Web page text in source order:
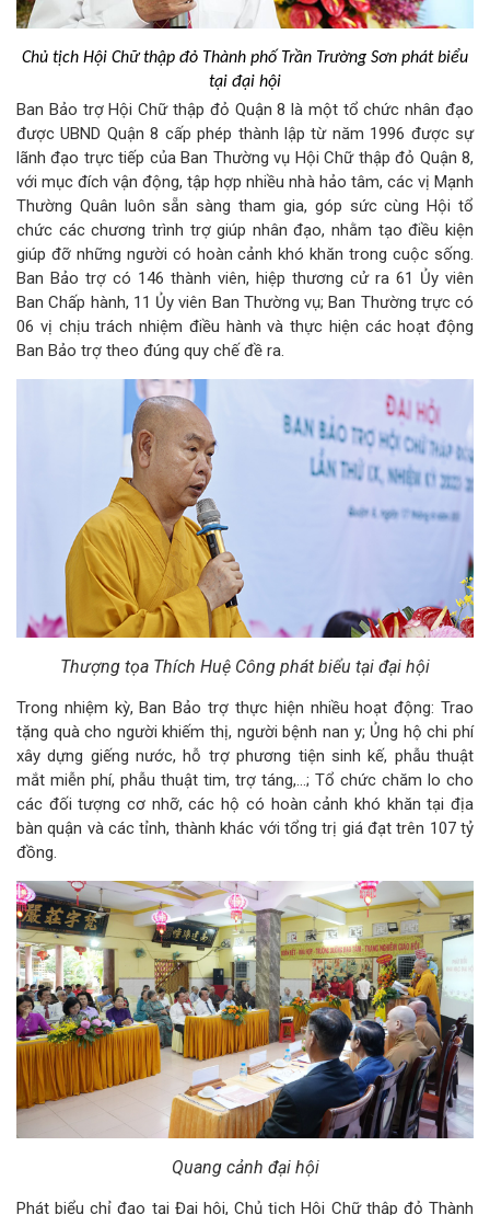
Chủ tịch Hội Chữ thập đỏ Thành phố Trần Trường Sơn phát biểu
tại đại hội
Ban Bảo trợ Hội Chữ thập đỏ Quận 8 là một tổ chức nhân đạo
được UBND Quận 8 cấp phép thành lập từ năm 1996 được sự
lãnh đạo trực tiếp của Ban Thường vụ Hội Chữ thập đỏ Quận 8,
với mục đích vận động, tập hợp nhiều nhà hảo tâm, các vị Mạnh
Thường Quân luôn sẵn sàng tham gia, góp sức cùng Hội tổ
chức các chương trình trợ giúp nhân đạo, nhằm tạo điều kiện
giúp đỡ những người có hoàn cảnh khó khăn trong cuộc sống.
Ban Bảo trợ có 146 thành viên, hiệp thương cử ra 61 Ủy viên
Ban Chấp hành, 11 Ủy viên Ban Thường vụ; Ban Thường trực có
06 vị chịu trách nhiệm điều hành và thực hiện các hoạt động
Ban Bảo trợ theo đúng quy chế đề ra.
Thượng tọa Thích Huệ Công phát biểu tại đại hội
Trong nhiệm kỳ, Ban Bảo trợ thực hiện nhiều hoạt động: Trao
tặng quà cho người khiếm thị, người bệnh nan y; Ủng hộ chi phí
xây dựng giếng nước, hỗ trợ phương tiện sinh kế, phẫu thuật
mắt miễn phí, phẫu thuật tim, trợ táng,…; Tổ chức chăm lo cho
các đối tượng cơ nhỡ, các hộ có hoàn cảnh khó khăn tại địa
bàn quận và các tỉnh, thành khác với tổng trị giá đạt trên 107 tỷ
đồng.
Quang cảnh đại hội
Phát biểu chỉ đạo tại Đại hội, Chủ tịch Hội Chữ thập đỏ Thành